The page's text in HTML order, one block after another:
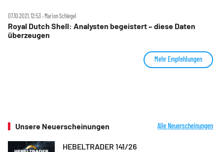
07.10.2021, 12:53 ‧ Marion Schlegel
Royal Dutch Shell: Analysten begeistert – diese Daten
überzeugen
Mehr Empfehlungen
Unsere Neuerscheinungen Alle Neuerscheinungen
HEBELTRADER 141/26